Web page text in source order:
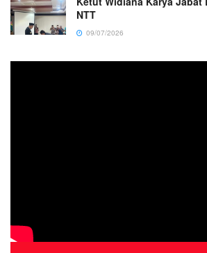
NTT
09/07/2026